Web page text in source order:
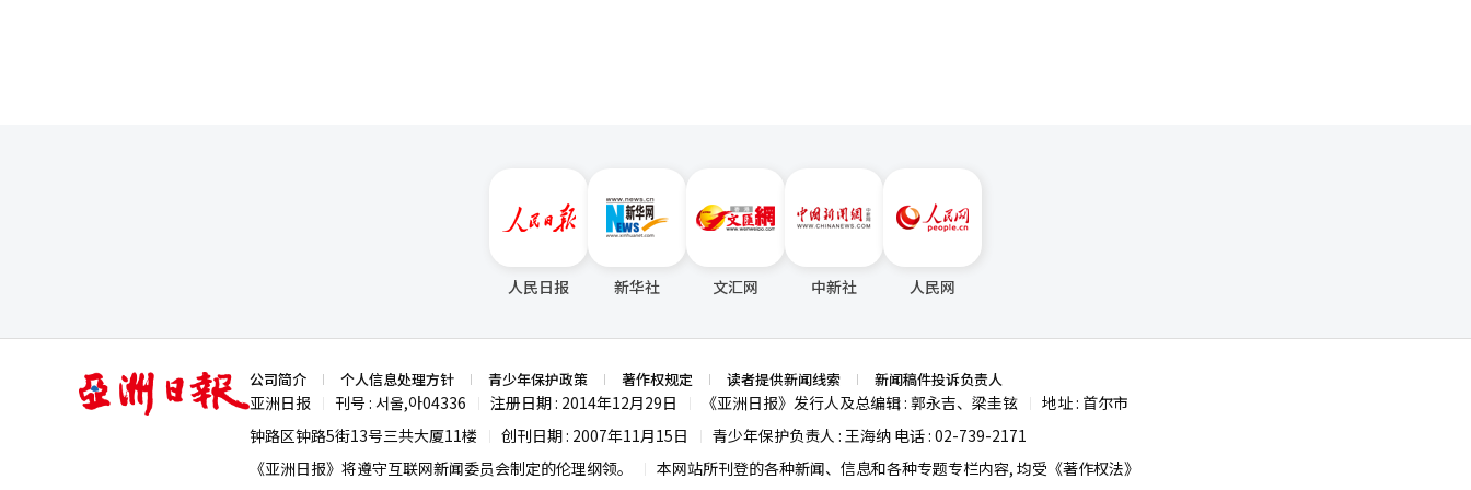
人民日报 新华社 文汇网 中新社 人民网
亚
洲
日
公司简介 个人信息处理方针 青少年保护政策 著作权规定 读者提供新闻线索 新闻稿件投诉负责人
亚洲日报 刊号 : 서울,아04336 注册日期 : 2014年12月29日 《亚洲日报》发行人及总编辑 : 郭永吉、梁圭铉
地址 : 首尔市
钟路区钟路5街13号三共大厦11楼
创刊日期 : 2007年11月15日
青少年保护负责人 : 王海纳 电话 : 02-739-2171
《亚洲日报》将遵守互联网新闻委员会制定的伦理纲领。
本网站所刊登的各种新闻、信息和各种专题专栏内容, 均受《著作权法》